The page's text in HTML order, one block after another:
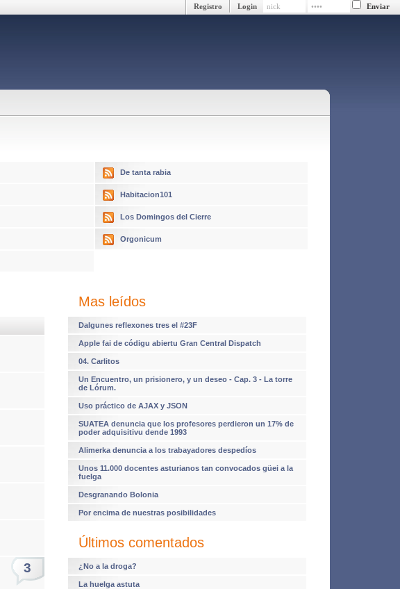
Login
Registro
De tanta rabia
Habitacion101
Los Domingos del Cierre
Orgonicum
Mas leídos
Dalgunes reflexones tres el #23F
Apple fai de códigu abiertu Gran Central Dispatch
04. Carlitos
Un Encuentro, un prisionero, y un deseo - Cap. 3 - La torre
de Lórum.
Uso práctico de AJAX y JSON
SUATEA denuncia que los profesores perdieron un 17% de
poder adquisitivu dende 1993
Alimerka denuncia a los trabayadores despedíos
Unos 11.000 docentes asturianos tan convocados güei a la
fuelga
Desgranando Bolonia
Por encima de nuestras posibilidades
Últimos comentados
¿No a la droga?
La huelga astuta
3